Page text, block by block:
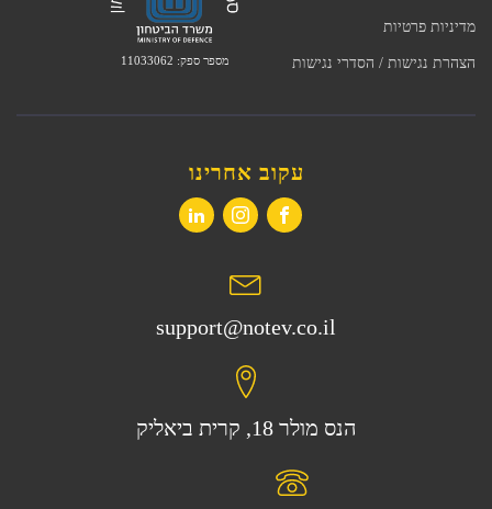
מדיניות פרטיות
הצהרת נגישות / הסדרי נגישות מספר ספק: 11033062
עקוב אחרינו
support@notev.co.il
הנס מולר 18, קרית ביאליק